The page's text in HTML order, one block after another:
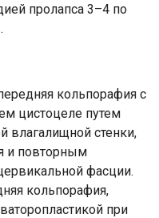
пролапса 3–4 по
кольпорафия с
цистоцеле путем
влагалищной стенки,
и повторным
фасции.
кольпорафия,
при